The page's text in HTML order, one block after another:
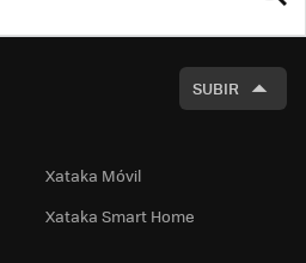
SUBIR
Xataka Móvil
Xataka Smart Home